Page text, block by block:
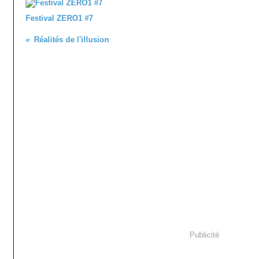
Festival ZERO1 #7
Réalités de l'illusion
Publicité